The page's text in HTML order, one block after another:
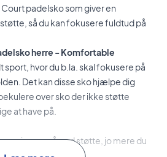
padelsko som giver en
så du kan fokusere fuldtud på
herre - Komfortable
hvor du b.la. skal fokusere på
Det kan disse sko hjælpe dig
over sko der ikke støtte
at have på.
giver også god støtte, jo mere du